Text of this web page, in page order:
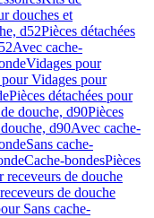
douches et
d52Pièces détachées
Avec cache-
Vidages pour
pour Vidages pour
Pièces détachées pour
douche, d90Pièces
d90Avec cache-
Sans cache-
Cache-bondesPièces
receveurs de douche
de douche
Sans cache-